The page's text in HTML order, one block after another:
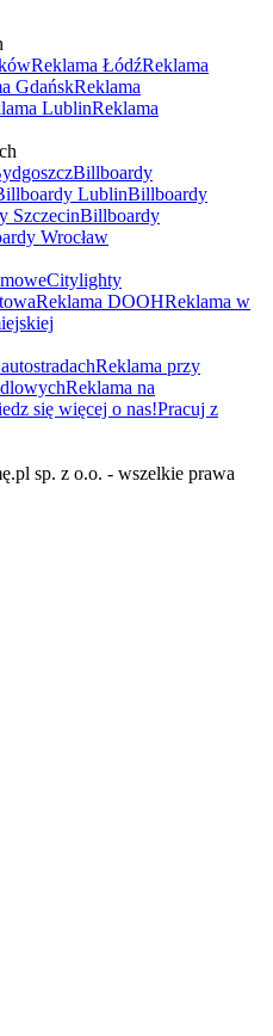
Reklama ŁódźReklama
GdańskReklama
LublinReklama
Billboardy
LublinBillboardy
SzczecinBillboardy
Wrocław
Citylighty
Reklama DOOHReklama w
Reklama przy
Reklama na
się więcej o nas!Pracuj z
sp. z o.o. - wszelkie prawa